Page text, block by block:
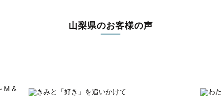
お食い初め バースデー
山梨県のお客様の声